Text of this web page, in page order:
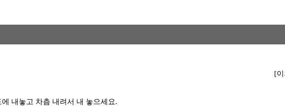
[
내놓고 차츰 내려서 내 놓으세요.